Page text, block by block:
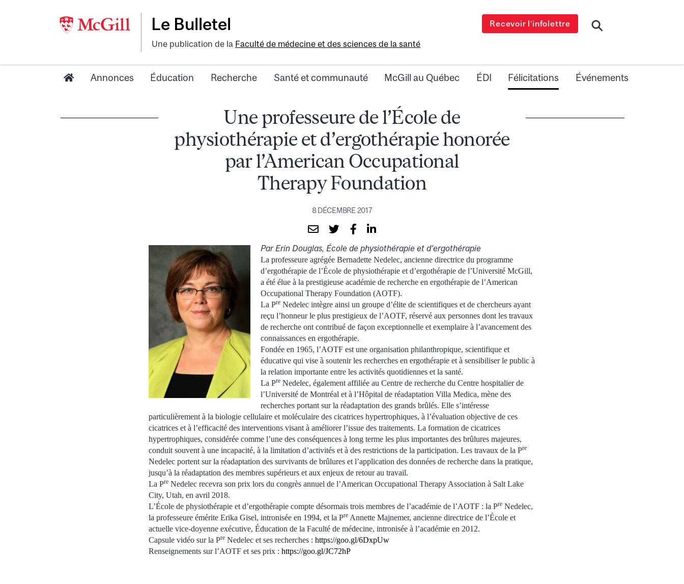
Le Bulletel
Une publication de la Faculté de médecine et des sciences de la santé
Recevoir l’infolettre
Annonces Éducation Recherche Santé et communauté McGill au Québec ÉDI Félicitations Événements
Une professeure de l’École de
physiothérapie et d’ergothérapie honorée
par l’American Occupational
Therapy Foundation
8 DÉCEMBRE 2017
Par Erin Douglas, École de physiothérapie et d’ergothérapie
La professeure agrégée Bernadette Nedelec, ancienne directrice du programme
d’ergothérapie de l’École de physiothérapie et d’ergothérapie de l’Université McGill,
a été élue à la prestigieuse académie de recherche en ergothérapie de l’American
Occupational Therapy Foundation (AOTF).
La Pre Nedelec intègre ainsi un groupe d’élite de scientifiques et de chercheurs ayant
reçu l’honneur le plus prestigieux de l’AOTF, réservé aux personnes dont les travaux
de recherche ont contribué de façon exceptionnelle et exemplaire à l’avancement des
connaissances en ergothérapie.
Fondée en 1965, l’AOTF est une organisation philanthropique, scientifique et
éducative qui vise à soutenir les recherches en ergothérapie et à sensibiliser le public à
la relation importante entre les activités quotidiennes et la santé.
La Pre Nedelec, également affiliée au Centre de recherche du Centre hospitalier de
l’Université de Montréal et à l’Hôpital de réadaptation Villa Medica, mène des
recherches portant sur la réadaptation des grands brûlés. Elle s’intéresse
particulièrement à la biologie cellulaire et moléculaire des cicatrices hypertrophiques, à l’évaluation objective de ces
cicatrices et à l’efficacité des interventions visant à améliorer l’issue des traitements. La formation de cicatrices
hypertrophiques, considérée comme l’une des conséquences à long terme les plus importantes des brûlures majeures,
conduit souvent à une incapacité, à la limitation d’activités et à des restrictions de la participation. Les travaux de la Pre
Nedelec portent sur la réadaptation des survivants de brûlures et l’application des données de recherche dans la pratique,
jusqu’à la réadaptation des membres supérieurs et aux enjeux de retour au travail.
La Pre Nedelec recevra son prix lors du congrès annuel de l’American Occupational Therapy Association à Salt Lake
City, Utah, en avril 2018.
L’École de physiothérapie et d’ergothérapie compte désormais trois membres de l’académie de l’AOTF : la Pre Nedelec,
la professeure émérite Erika Gisel, intronisée en 1994, et la Pre Annette Majnemer, ancienne directrice de l’École et
actuelle vice-doyenne exécutive, Éducation de la Faculté de médecine, intronisée à l’académie en 2012.
Capsule vidéo sur la Pre Nedelec et ses recherches : https://goo.gl/6DxpUw
Renseignements sur l’AOTF et ses prix : https://goo.gl/JC72hP